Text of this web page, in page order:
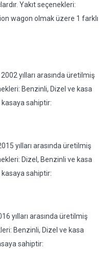
Yakıt seçenekleri:
wagon olmak üzere 1 farklı
yılları arasında üretilmiş
Benzinli, Dizel ve kasa
sahiptir:
yılları arasında üretilmiş
Dizel, Benzinli ve kasa
sahiptir:
yılları arasında üretilmiş
Benzinli, Dizel ve kasa
sahiptir: